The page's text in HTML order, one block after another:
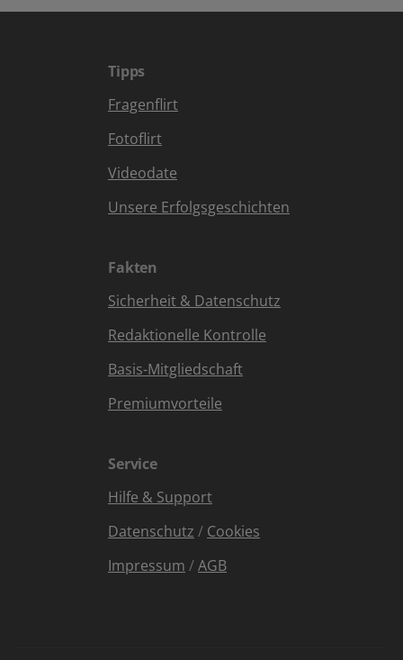
Tipps
Fragenflirt
Fotoflirt
Videodate
Unsere Erfolgsgeschichten
Fakten
Sicherheit & Datenschutz
Redaktionelle Kontrolle
Basis-Mitgliedschaft
Premiumvorteile
Service
Hilfe & Support
Datenschutz / Cookies
Impressum /AGB